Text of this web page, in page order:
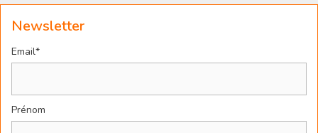
Newsletter
Email*
Prénom